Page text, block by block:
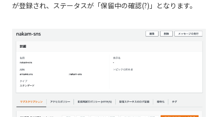
が登録され、ステータスが「保留中の確認(?)」となります。